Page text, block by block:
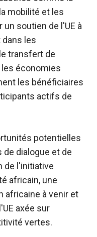
mobilité et les
soutien de l'UE à
les
transfert de
économies
les bénéficiaires
actifs de
potentielles
dialogue et de
de l'initiative
africain, une
africaine à venir et
axée sur
vertes.